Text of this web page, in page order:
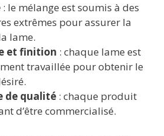
: le mélange est soumis à des
extrêmes pour assurer la
lame.
et finition : chaque lame est
travaillée pour obtenir le
de qualité : chaque produit
d’être commercialisé.